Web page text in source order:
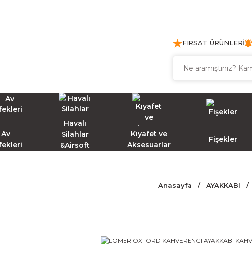
FIRSAT ÜRÜNLERİ
Av
Havalı
Silahlar
&Airsoft
Kıyafet ve
Aksesuarlar
Fişekler
Anasayfa AYAKKABI